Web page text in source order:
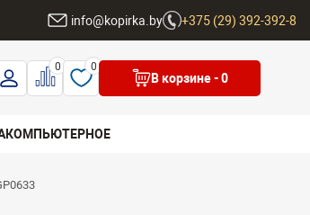
info@kopirka.by +375 (29) 392-392-8
0 0
В корзине- 0
КОМПЬЮТЕРНОЕ